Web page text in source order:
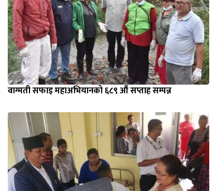
वाग्मती सफाइ महाअभियानको ६८९ औं सप्ताह सम्पन्न